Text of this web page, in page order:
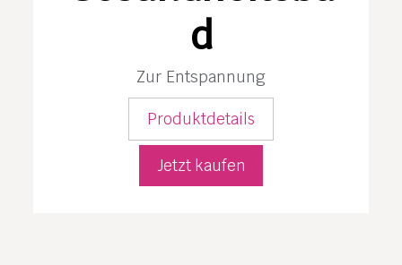
d
Zur Entspannung
Produktdetails
Jetzt kaufen